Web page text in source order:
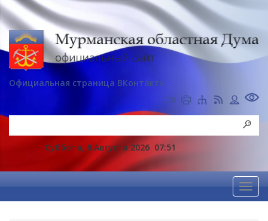
Официальная страница ВКонтакте
Суббота, 8 Августа 2026 07:51